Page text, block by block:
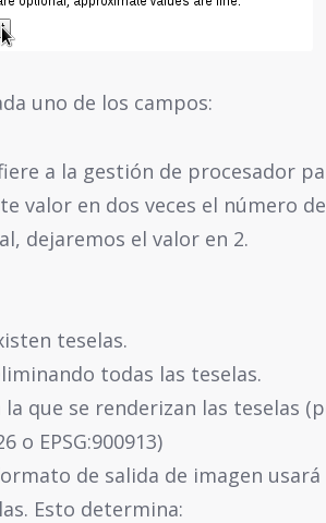
uno de los campos:
a la gestión de procesador
valor en dos veces el número
dejaremos el valor en 2.
teselas.
todas las teselas.
que se renderizan las teselas
o EPSG:900913)
de salida de imagen usará
Esto determina: